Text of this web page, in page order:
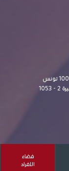
فضاء
الافراد
مقر البحيرة 2 : نهج ورقة الاربل ضفاف البحيرة 2 - 1053